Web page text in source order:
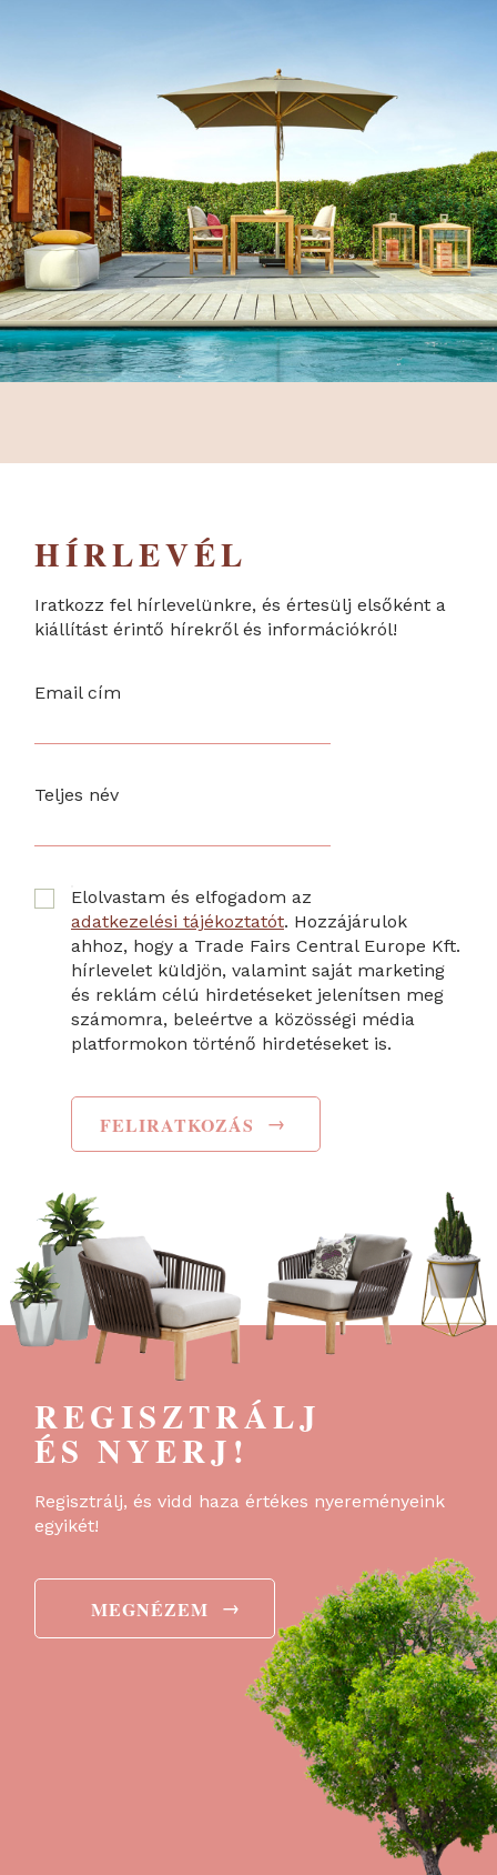
HÍRLEVÉL
Iratkozz fel hírlevelünkre, és értesülj elsőként a
kiállítást érintő hírekről és információkról!
Email cím
Teljes név
Elolvastam és elfogadom az
adatkezelési tájékoztatót. Hozzájárulok
ahhoz, hogy a Trade Fairs Central Europe Kft.
hírlevelet küldjön, valamint saját marketing
és reklám célú hirdetéseket jelenítsen meg
számomra, beleértve a közösségi média
platformokon történő hirdetéseket is.
FELIRATKOZÁS →
REGISZTRÁLJ
ÉS NYERJ!
Regisztrálj, és vidd haza értékes nyereményeink
egyikét!
MEGNÉZEM →